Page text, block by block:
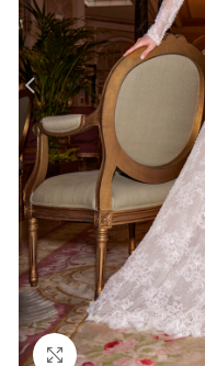
Click to enlarge